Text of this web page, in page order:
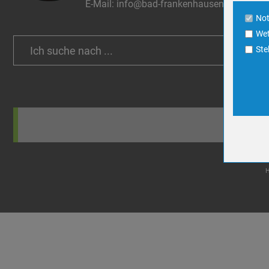
E-Mail: info@bad-frankenhausen.de
Name
Anbieter